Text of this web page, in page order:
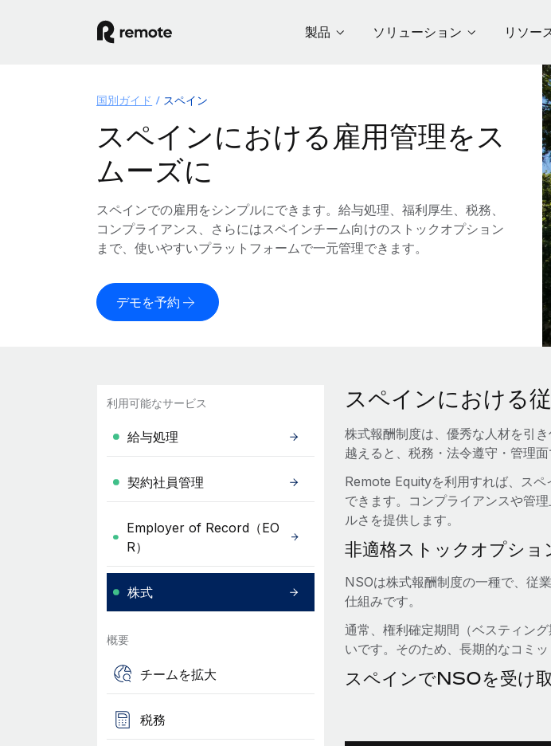
製品 ソリューション リソー
国別ガイド スペイン
スペインにおける雇用管理をス
ムーズに
スペインでの雇用をシンプルにできます。給与処理、福利厚生、税務、
コンプライアンス、さらにはスペインチーム向けのストックオプション
まで、使いやすいプラットフォームで一元管理できます。
デモを予約
利用可能なサービス
給与処理
契約社員管理
Employer of Record（EO
R）
株式
概要
チームを拡大
税務
スペインにおける
株式報酬制度は、優秀な人材を引
越えると、税務・法令遵守・管理面
Remote Equityを利用すれば、ス
できます。コンプライアンスや管
ルさを提供します。
非適格ストックオプシ
NSOは株式報酬制度の一種で、従
仕組みです。
通常、権利確定期間（ベスティン
いです。そのため、長期的なコミ
スペインでNSOを受け